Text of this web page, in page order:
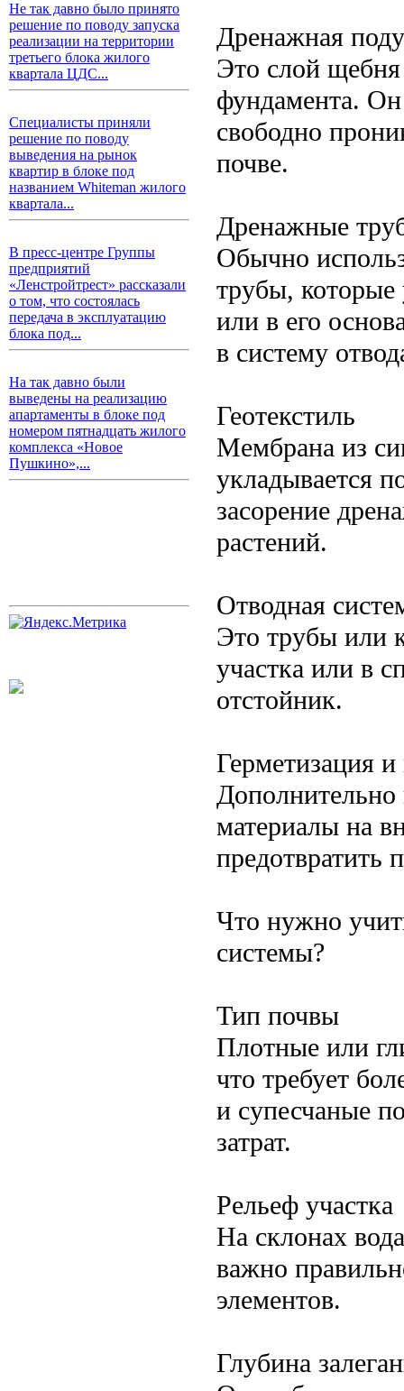
Не так давно было принято
решение по поводу запуска
реализации на территории
третьего блока жилого
квартала ЦДС...
Специалисты приняли
решение по поводу
выведения на рынок
квартир в блоке под
названием Whiteman жилого
квартала...
В пресс-центре Группы
предприятий
«Ленстройтрест» рассказали
о том, что состоялась
передача в эксплуатацию
блока под...
На так давно были
выведены на реализацию
апартаменты в блоке под
номером пятнадцать жилого
комплекса «Новое
Пушкино»,...
Дренажная
Это слой
фундамента.
свободно
почве.
Дренажные
Обычно
трубы,
или в его
в систему
Геотекстиль
Мембрана из
укладывается
засорение
растений.
Отводная
Это трубы или
участка или в
отстойник.
Герметизация
Дополнительно
материалы на
предотвратить
Что нужно
системы?
Тип почвы
Плотные или
что требует
и супесчаные
затрат.
Рельеф участка
На склонах
важно
элементов.
Глубина